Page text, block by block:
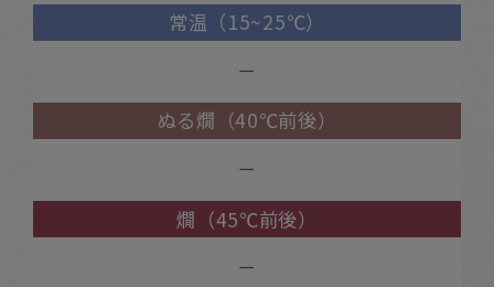
常温（15~25℃）
－
ぬる燗（40℃前後）
－
燗（45℃前後）
－